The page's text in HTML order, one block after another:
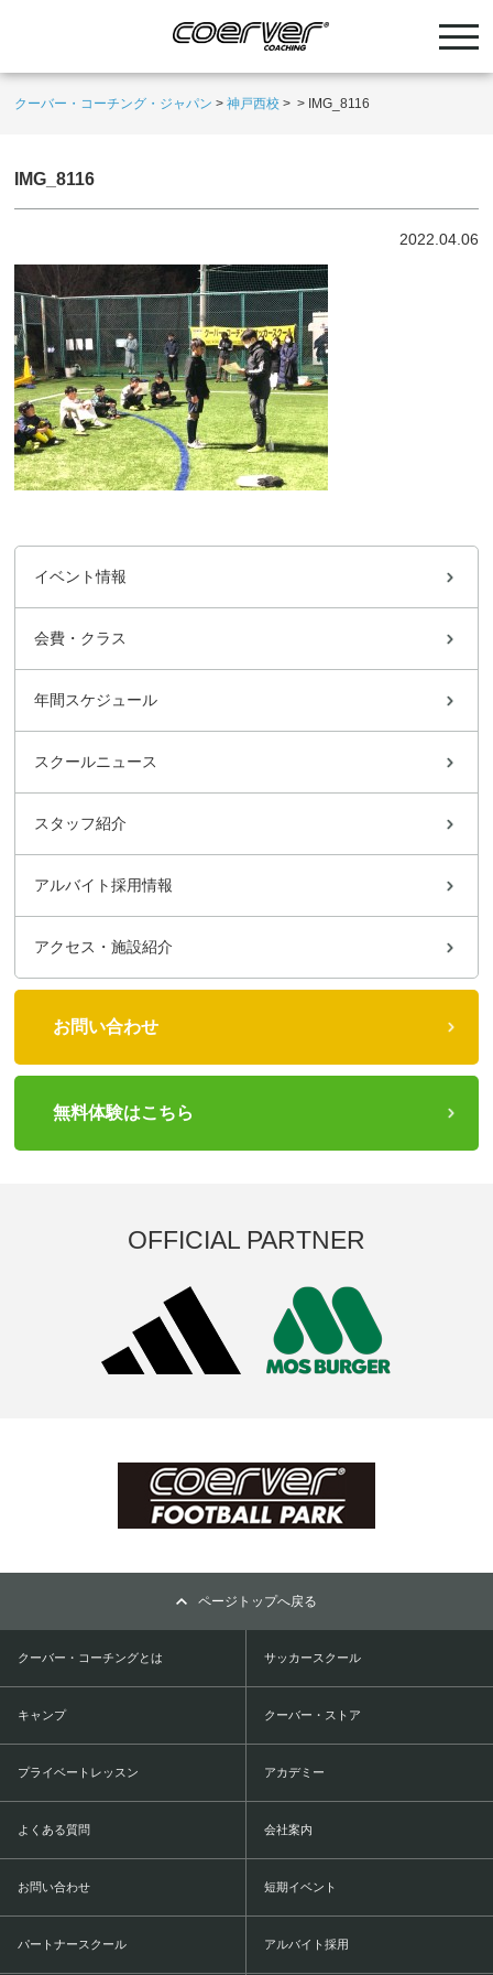
クーバー・コーチング・ジャパン >神戸西校 > > IMG_8116
IMG_8116
2022.04.06
イベント情報
会費・クラス
年間スケジュール
スクールニュース
スタッフ紹介
アルバイト採用情報
アクセス・施設紹介
お問い合わせ
無料体験はこちら
OFFICIAL PARTNER
ページトップへ戻る
クーバー・コーチングとは サッカースクール
キャンプ クーバー・ストア
プライベートレッスン アカデミー
よくある質問 会社案内
お問い合わせ 短期イベント
パートナースクール アルバイト採用